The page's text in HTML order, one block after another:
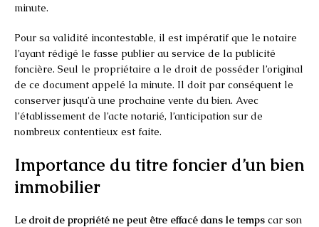
minute.
Pour sa validité incontestable, il est impératif que le notaire
l’ayant rédigé le fasse publier au service de la publicité
foncière. Seul le propriétaire a le droit de posséder l’original
de ce document appelé la minute. Il doit par conséquent le
conserver jusqu’à une prochaine vente du bien. Avec
l’établissement de l’acte notarié, l’anticipation sur de
nombreux contentieux est faite.
Importance du titre foncier d’un bien
immobilier
Le droit de propriété ne peut être effacé dans le temps car son